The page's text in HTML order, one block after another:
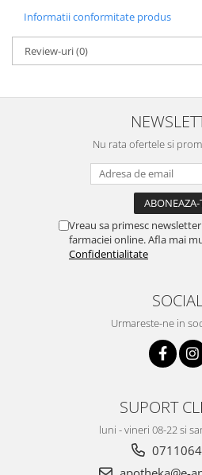
Informatii conformitate produs
Review-uri(0)
Nu rata ofertele si
Vreau sa primesc
farmaciei online. Afla mai
Confidentialitate
Urmareste-ne in
SUPORT
luni - vineri 08-22 si